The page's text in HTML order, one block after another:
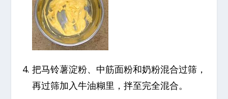
把马铃薯淀粉、中筋面粉和奶粉混合过筛，
再过筛加入牛油糊里，拌至完全混合。